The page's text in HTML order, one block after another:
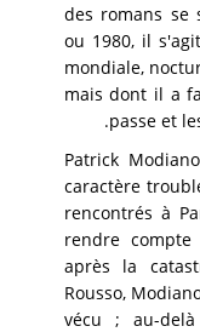
des romans se
ou 1980, il
mondiale,
mais dont il a
passe et
Patrick
caractère
rencontrés à
rendre
après la
Rousso,
vécu ; au-